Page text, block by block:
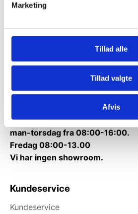
Marketing
Tillad alle
Tillad valgte
Afvis
Rømersvej 33
CVR: 38952986
Tlf.71 99 30 98
Mandag til torsdag: 10:00 – 14:00.
Afhentning muligt
man-torsdag fra 08:00-16:00.
Fredag 08:00-13.00
Vi har ingen showroom.
Kundeservice
Kundeservice